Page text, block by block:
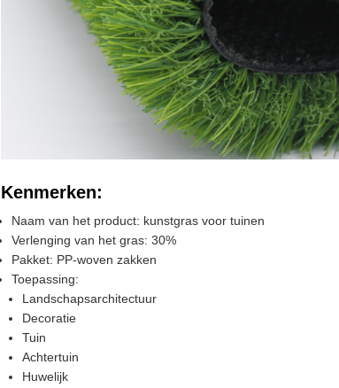
Kenmerken:
Naam van het product: kunstgras voor tuinen
Verlenging van het gras: 30%
Pakket: PP-woven zakken
Toepassing:
Landschapsarchitectuur
Decoratie
Tuin
Achtertuin
Huwelijk